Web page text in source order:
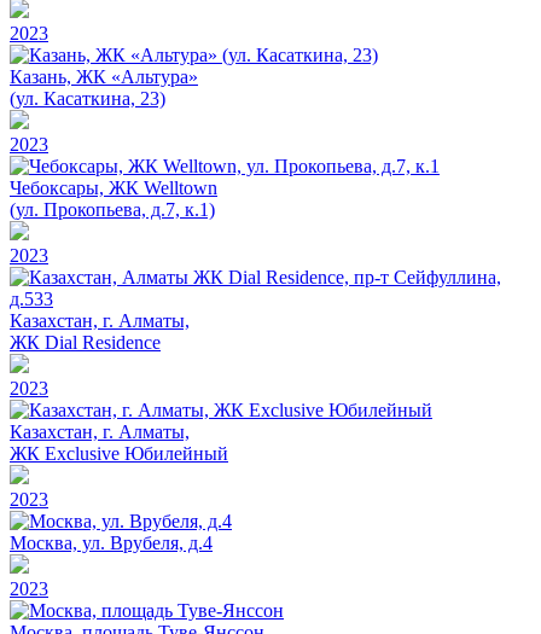
2023
Казань, ЖК «Альтура»
(ул. Касаткина, 23)
2023
Чебоксары, ЖК Welltown
(ул. Прокопьева, д.7, к.1)
2023
Казахстан, г. Алматы,
ЖК Dial Residence
2023
Казахстан, г. Алматы,
ЖК Exclusive Юбилейный
2023
Москва, ул. Врубеля, д.4
2023